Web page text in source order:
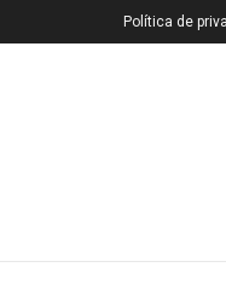
Política de